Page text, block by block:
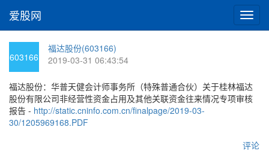
切
换
爱股网
603166
福达股份(603166)
2019-03-31 06:43:54
福达股份：华普天健会计师事务所（特殊普通合伙）关于桂林福达
股份有限公司非经营性资金占用及其他关联资金往来情况专项审核
报告 - http://static.cninfo.com.cn/finalpage/2019-03-
30/1205969168.PDF
评论